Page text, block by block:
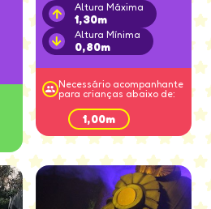
Altura Máxima
1,30m
Altura Mínima
0,80m
Necessário acompanhante
para crianças abaixo de:
1,00m